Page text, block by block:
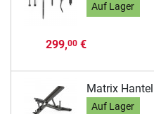
Auf Lager
299,00€
Matrix
Auf Lager